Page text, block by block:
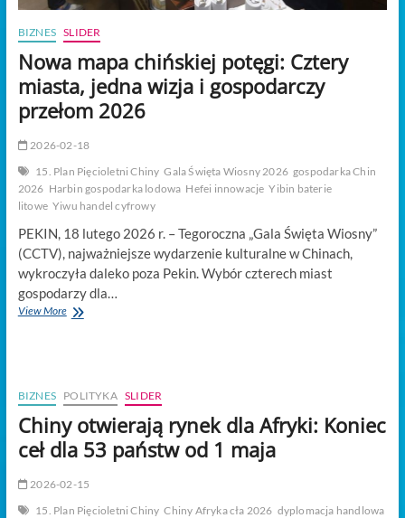
BIZNES SLIDER
Nowa mapa chińskiej potęgi: Cztery
miasta, jedna wizja i gospodarczy
przełom 2026
2026-02-18
15. Plan Pięcioletni Chiny Gala Święta Wiosny 2026 gospodarka Chin
2026 Harbin gospodarka lodowa Hefei innowacje Yibin baterie
litowe Yiwu handel cyfrowy
PEKIN, 18 lutego 2026 r. – Tegoroczna „Gala Święta Wiosny”
(CCTV), najważniejsze wydarzenie kulturalne w Chinach,
wykroczyła daleko poza Pekin. Wybór czterech miast
gospodarzy dla…
View MoreNowa
miasta,
jedna
wizja
i
gospodarczy
2026
BIZNES POLITYKA SLIDER
Chiny otwierają rynek dla Afryki: Koniec
ceł dla 53 państw od 1 maja
2026-02-15
15. Plan Pięcioletni Chiny Chiny Afryka cła 2026 dyplomacja handlowa